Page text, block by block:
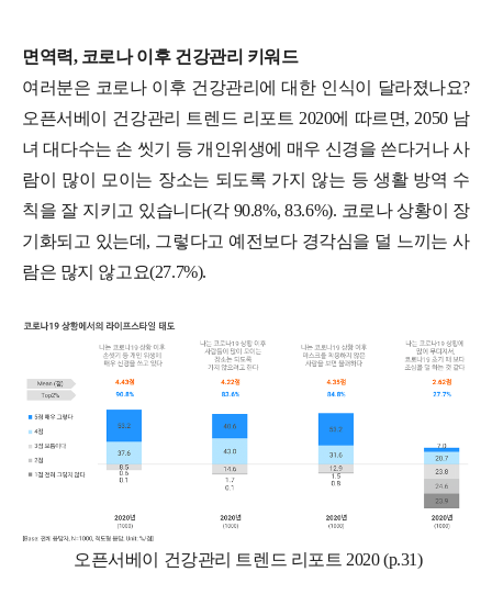
면역력, 코로나 이후 건강관리 키워드
여러분은 코로나 이후 건강관리에 대한 인식이 달라졌나요?
오픈서베이 건강관리 트렌드 리포트 2020에 따르면, 2050 남
녀 대다수는 손 씻기 등 개인위생에 매우 신경을 쓴다거나 사
람이 많이 모이는 장소는 되도록 가지 않는 등 생활 방역 수
칙을 잘 지키고 있습니다(각 90.8%, 83.6%). 코로나 상황이 장
기화되고 있는데, 그렇다고 예전보다 경각심을 덜 느끼는 사
람은 많지 않고요(27.7%).
오픈서베이 건강관리 트렌드 리포트 2020 (p.31)